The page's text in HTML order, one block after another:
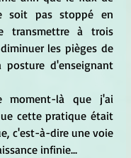
soit pas stoppé en
transmettre à trois
les pièges de
d'enseignant
cette pratique était
c'est-à-dire une voie
infinie...